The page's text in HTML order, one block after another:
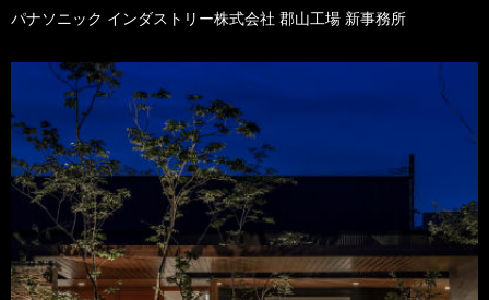
パナソニック インダストリー株式会社 郡山工場 新事務所